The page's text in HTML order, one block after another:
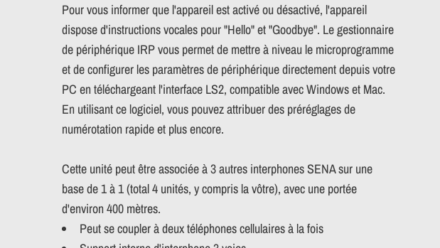
Pour vous informer que l'appareil est activé ou désactivé, l'appareil
dispose d'instructions vocales pour "Hello" et "Goodbye". Le gestionnaire
de périphérique IRP vous permet de mettre à niveau le microprogramme
et de configurer les paramètres de périphérique directement depuis votre
PC en téléchargeant l'interface LS2, compatible avec Windows et Mac.
En utilisant ce logiciel, vous pouvez attribuer des préréglages de
numérotation rapide et plus encore.
Cette unité peut être associée à 3 autres interphones SENA sur une
base de 1 à 1 (total 4 unités, y compris la vôtre), avec une portée
d'environ 400 mètres.
Peut se coupler à deux téléphones cellulaires à la fois